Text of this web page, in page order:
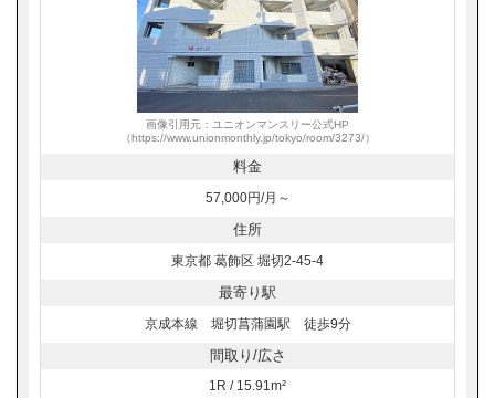
画像引用元：ユニオンマンスリー公式HP
（https://www.unionmonthly.jp/tokyo/room/3273/）
料金
57,000円/月～
住所
東京都 葛飾区 堀切2-45-4
最寄り駅
京成本線 堀切菖蒲園駅 徒歩9分
間取り/広さ
1R / 15.91m²